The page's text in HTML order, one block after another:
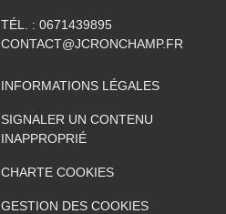
TÉL. : 0671439895
CONTACT@JCRONCHAMP.FR
INFORMATIONS LÉGALES
SIGNALER UN CONTENU
INAPPROPRIÉ
CHARTE COOKIES
GESTION DES COOKIES